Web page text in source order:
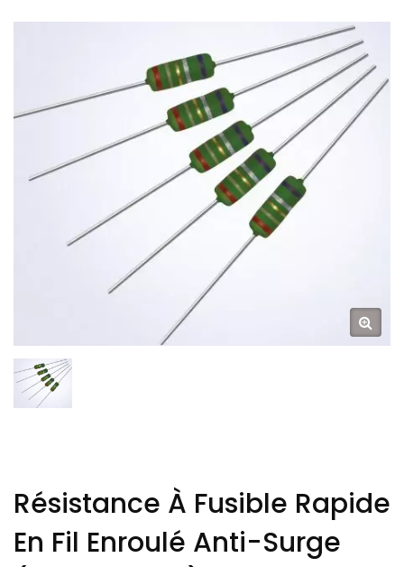
Résistance À Fusible Rapide
En Fil Enroulé Anti-Surge